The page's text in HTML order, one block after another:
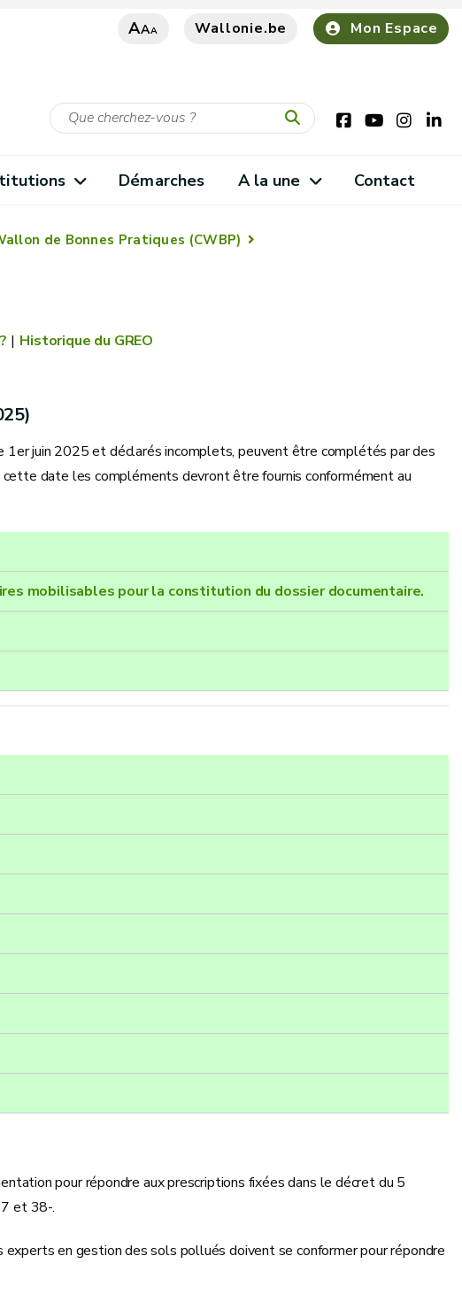
AAA Wallonie.be Mon Espace
Démarches A la une Contact
de Bonnes Pratiques (CWBP)
Historique du GREO
juin 2025 et déclarés incomplets, peuvent être complétés par des
date les compléments devront être fournis conformément au
mobilisables pour la constitution du dossier documentaire.
pour répondre aux prescriptions fixées dans le décret du 5
et 38-.
en gestion des sols pollués doivent se conformer pour répondre